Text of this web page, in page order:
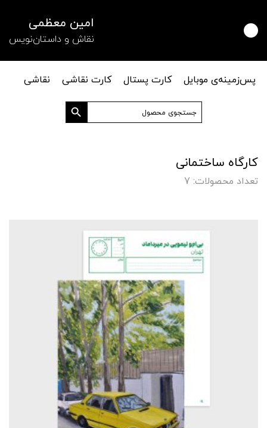
امین معظمی
نقاش و داستان‌نویس
پس‌زمینه‌ی موبایل کارت پستال کارت نقاشی
نقاشی
جستجو
برای:
دکمه جستجو
کارگاه ساختمانی
تعداد محصولات: 7